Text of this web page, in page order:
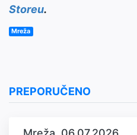
Storeu.
Mreža
PREPORUČENO